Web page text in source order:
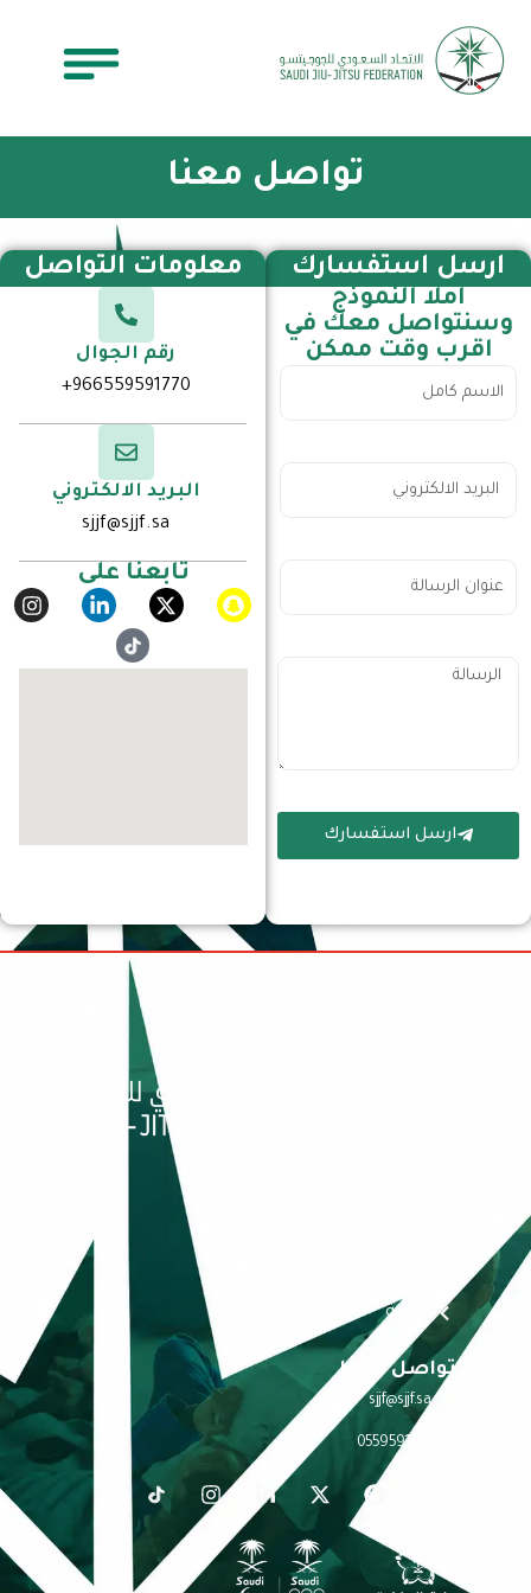
تواصل معنا
ارسل استفسارك
املا النموذج
وسنتواصل معك في
اقرب وقت ممكن
ارسل استفسارك
معلومات التواصل
رقم الجوال
966559591770+
البريد الالكتروني
sjjf@sjjf.sa
تابعنا على
الاندية
تواصل معنا
sjjf@sjjf.sa
0559591770